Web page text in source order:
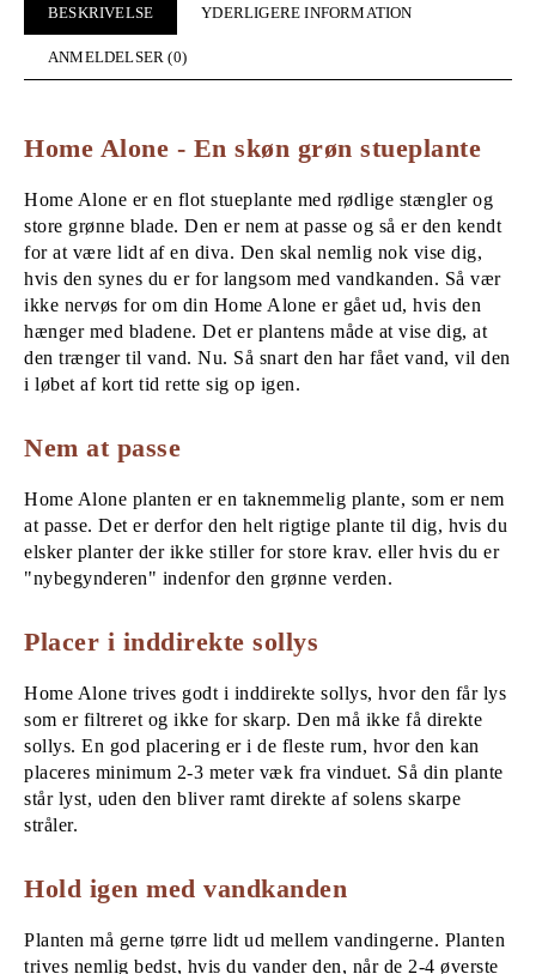
BESKRIVELSE YDERLIGERE INFORMATION
ANMELDELSER (0)
Home Alone - En skøn grøn stueplante
Home Alone er en flot stueplante med rødlige stængler og
store grønne blade. Den er nem at passe og så er den kendt
for at være lidt af en diva. Den skal nemlig nok vise dig,
hvis den synes du er for langsom med vandkanden. Så vær
ikke nervøs for om din Home Alone er gået ud, hvis den
hænger med bladene. Det er plantens måde at vise dig, at
den trænger til vand. Nu. Så snart den har fået vand, vil den
i løbet af kort tid rette sig op igen.
Nem at passe
Home Alone planten er en taknemmelig plante, som er nem
at passe. Det er derfor den helt rigtige plante til dig, hvis du
elsker planter der ikke stiller for store krav. eller hvis du er
"nybegynderen" indenfor den grønne verden.
Placer i inddirekte sollys
Home Alone trives godt i inddirekte sollys, hvor den får lys
som er filtreret og ikke for skarp. Den må ikke få direkte
sollys. En god placering er i de fleste rum, hvor den kan
placeres minimum 2-3 meter væk fra vinduet. Så din plante
står lyst, uden den bliver ramt direkte af solens skarpe
stråler.
Hold igen med vandkanden
Planten må gerne tørre lidt ud mellem vandingerne. Planten
trives nemlig bedst, hvis du vander den, når de 2-4 øverste